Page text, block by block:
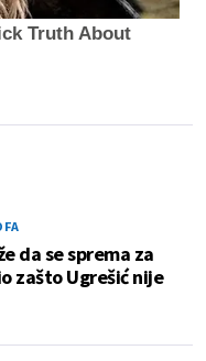
Truth About
da se sprema za
zašto Ugrešić nije